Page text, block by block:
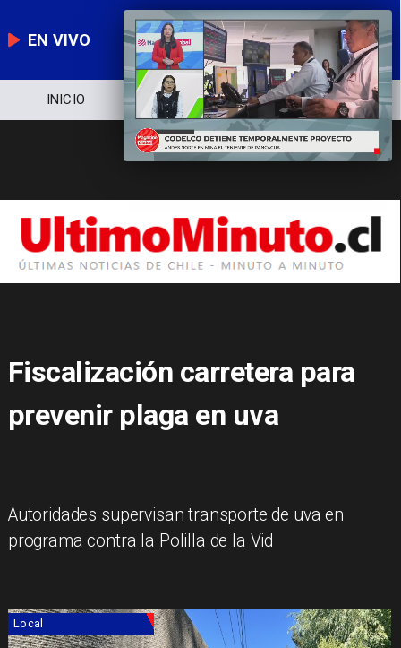
EN VIVO
NOTICIERO POLÍTICA ECONOMÍA
Fiscalización carretera para
prevenir plaga en uva
Autoridades supervisan transporte de uva en
programa contra la Polilla de la Vid
Local